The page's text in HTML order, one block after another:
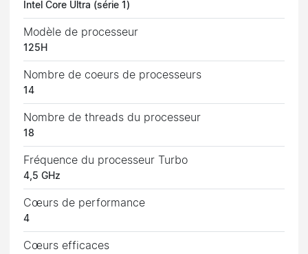
Intel Core Ultra (série 1)
Modèle de processeur
125H
Nombre de coeurs de processeurs
14
Nombre de threads du processeur
18
Fréquence du processeur Turbo
4,5 GHz
Cœurs de performance
4
Cœurs efficaces